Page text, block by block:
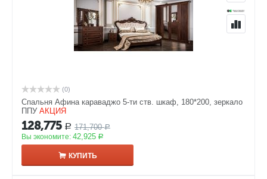
(0)
Спальня Афина караваджо 5-ти ств. шкаф, 180*200, зеркало
ППУ АКЦИЯ
128,775 Р 171,700 Р
Вы экономите: 42,925 Р
КУПИТЬ